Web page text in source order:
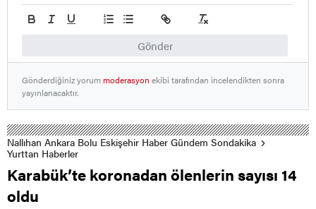
Gönder
Gönderdiğiniz yorummoderasyon ekibi tarafından incelendikten sonra
yayınlanacaktır.
Nallıhan Ankara Bolu Eskişehir Haber Gündem Sondakika
Yurttan Haberler
Karabük’te koronadan ölenlerin sayısı 14
oldu